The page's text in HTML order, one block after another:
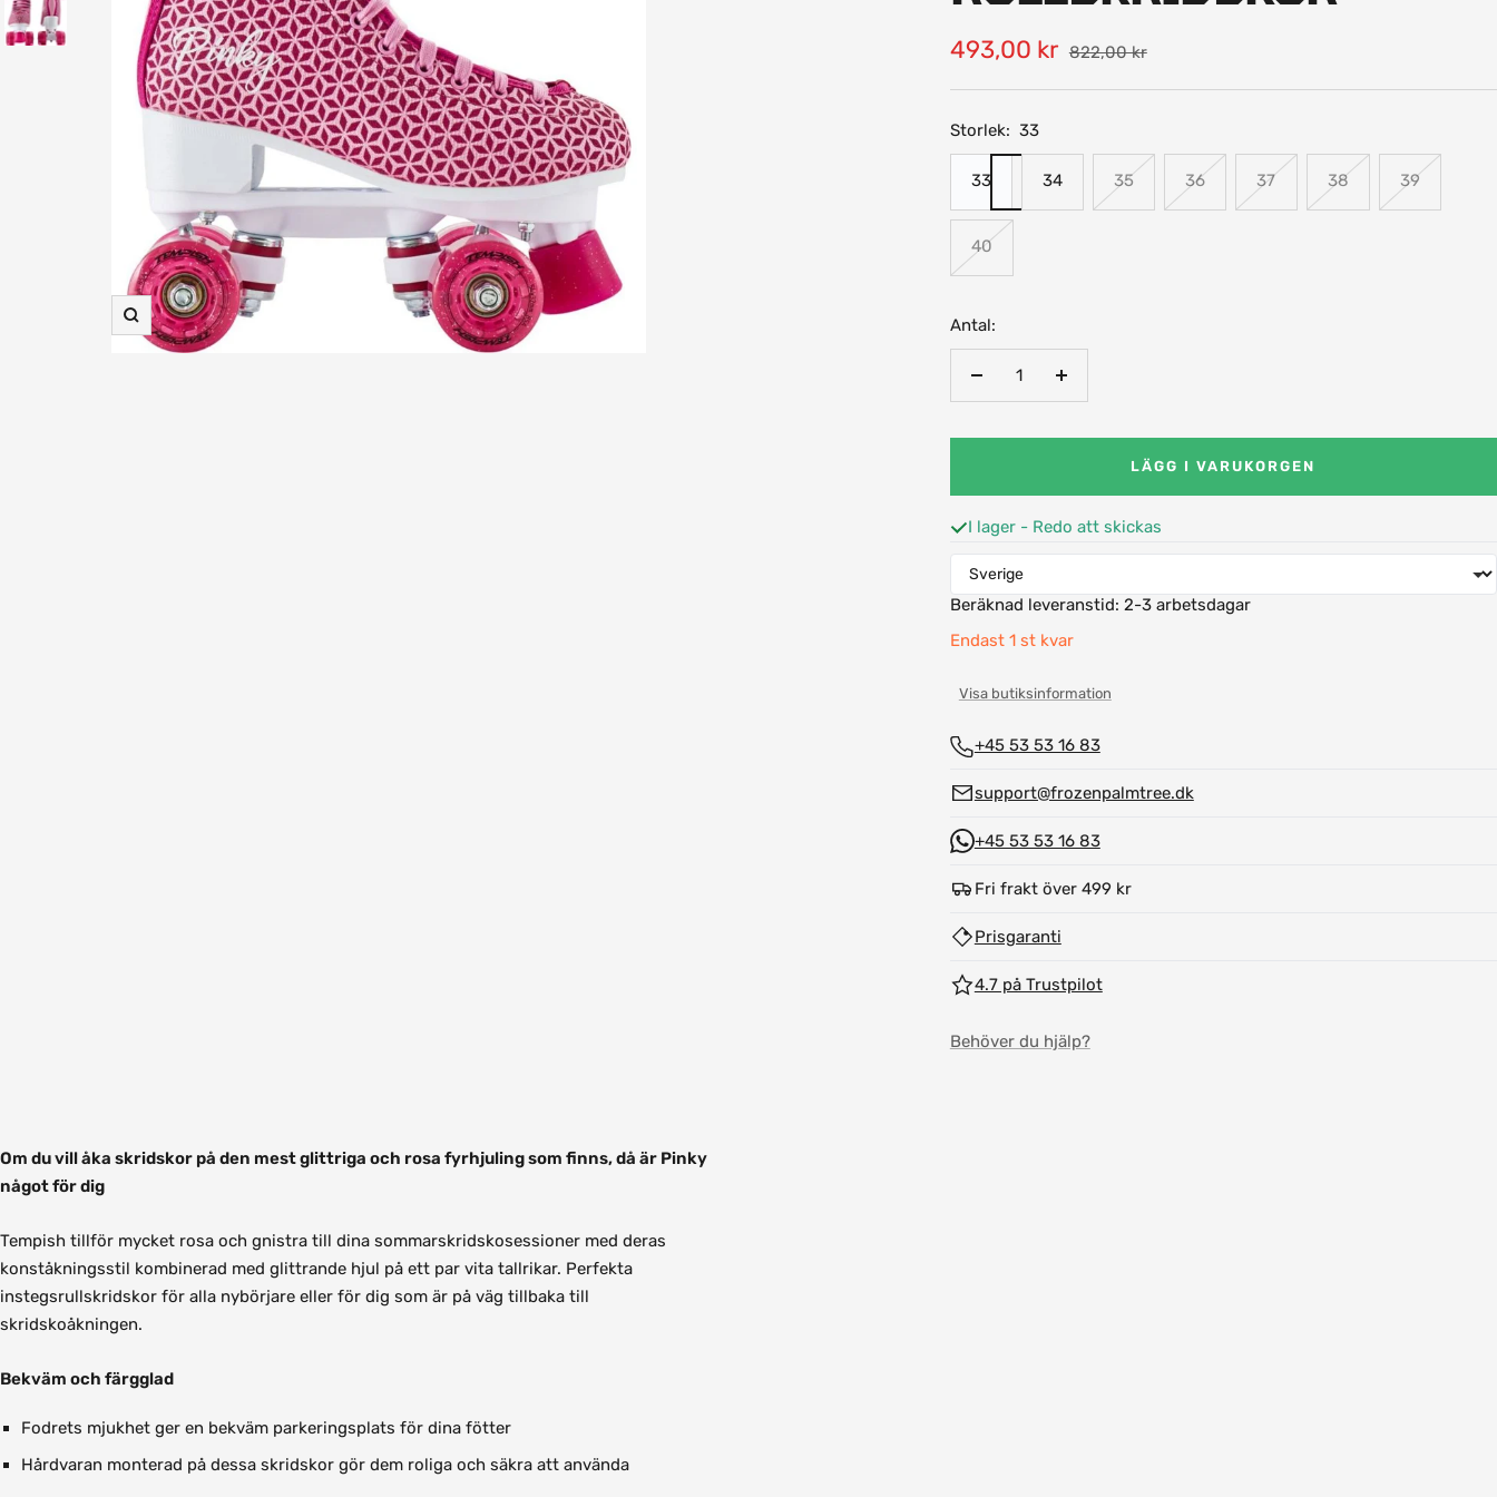
Zooma
Rea-
pris
493,00 kr Pris
822,00 kr
Storlek: 33
33 34 35 36 37 38 39
40
Antal:
Minska
Öka
LÄGG I VARUKORGEN
I lager - Redo att skickas
Beräknad leveranstid: 2-3 arbetsdagar
Endast 1 st kvar
Visa butiksinformation
+45 53 53 16 83
support@frozenpalmtree.dk
+45 53 53 16 83
Fri frakt över 499 kr
Prisgaranti
4.7 på Trustpilot
Behöver du hjälp?
Om du vill åka skridskor på den mest glittriga och rosa fyrhjuling som finns, då är Pinky
något för dig
Tempish tillför mycket rosa och gnistra till dina sommarskridskosessioner med deras
konståkningsstil kombinerad med glittrande hjul på ett par vita tallrikar. Perfekta
instegsrullskridskor för alla nybörjare eller för dig som är på väg tillbaka till
skridskoåkningen.
Bekväm och färgglad
Fodrets mjukhet ger en bekväm parkeringsplats för dina fötter
Hårdvaran monterad på dessa skridskor gör dem roliga och säkra att använda